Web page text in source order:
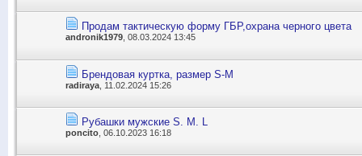
Продам тактическую форму ГБР,охрана черного цвета
andronik1979 , 08.03.2024 13:45
Брендовая куртка, размер S-М
radiraya , 11.02.2024 15:26
Рубашки мужские S. M. L
poncito , 06.10.2023 16:18